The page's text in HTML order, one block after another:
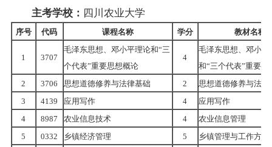
主考学校： 四川农业大学
序号 代码 课程名称 学分 教材名称
1 3707
毛泽东思想、邓小平理论和“三
个代表”重要思想概论
4
毛泽东思想、邓小平
和“三个代表”重要思
2
3706 思想道德修养与法律基础 2
思想道德修养与法律
3
4139 应用写作 4
应用写作
4
8987 农业信息技术 4
农业信息管理
5
0332 乡镇经济管理 5
乡镇管理与工作方法